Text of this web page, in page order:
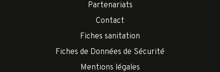
Partenariats
Contact
Fiches sanitation
Fiches de Données de Sécurité
Mentions légales